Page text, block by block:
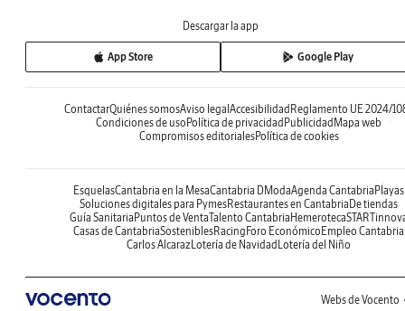
Descargar la app
App Store Google Play
ContactarQuiénes somosAviso legalAccesibilidadReglamento UE 2024/
Condiciones de usoPolítica de privacidadPublicidadMapa web
Compromisos editorialesPolítica de cookies
EsquelasCantabria en la MesaCantabria DModaAgenda CantabriaPlayas
Soluciones digitales para PymesRestaurantes en CantabriaDe tiendas
Guía SanitariaPuntos de VentaTalento CantabriaHemeroteca
Casas de CantabriaSosteniblesRacingForo EconómicoEmpleo Cantabria
Carlos AlcarazLotería de NavidadLotería del Niño
Webs de Vocento